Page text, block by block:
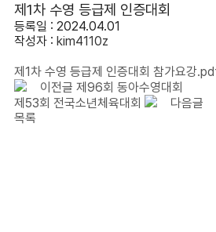
제1차 수영 등급제 인증대회
등록일 : 2024.04.01
작성자 : kim4110z
제1차 수영 등급제 인증대회 참가요강
이전글 제96회 동아수영대회
제53회 전국소년체육대회
다음글
목록